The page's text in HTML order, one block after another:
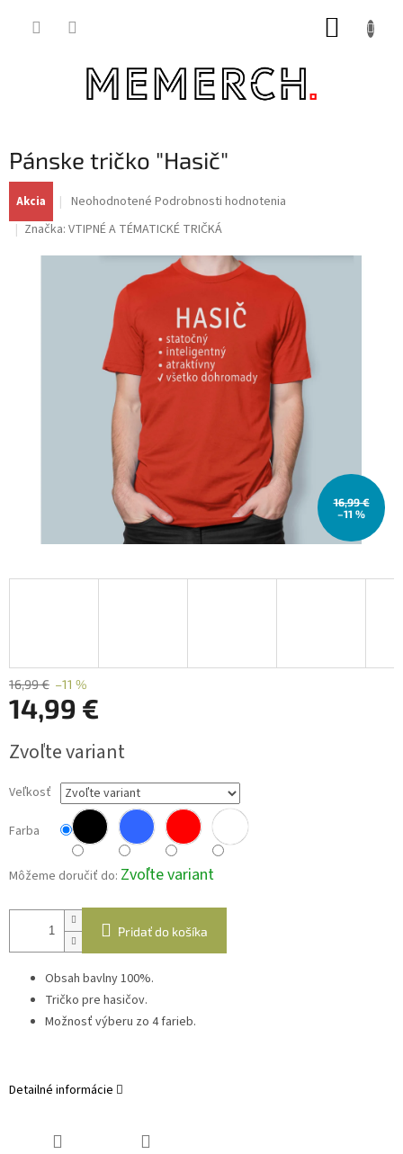
Pánske tričko "Hasič"
Akcia
Priemerné
produktu
je
hviezdičiek.
Neohodnotené Podrobnosti hodnotenia
Značka: VTIPNÉ A TÉMATICKÉ TRIČKÁ
16,99 €
–11 %
16,99 € –11 %
14,99 €
cena:
Zvoľte variant
Veľkosť
Farba
Môžeme doručiť do: Zvoľte variant
Pridať do košíka
Obsah bavlny 100%.
Tričko pre hasičov.
Možnosť výberu zo 4 farieb.
Detailné informácie